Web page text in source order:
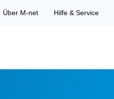
Über M-net Hilfe & Service